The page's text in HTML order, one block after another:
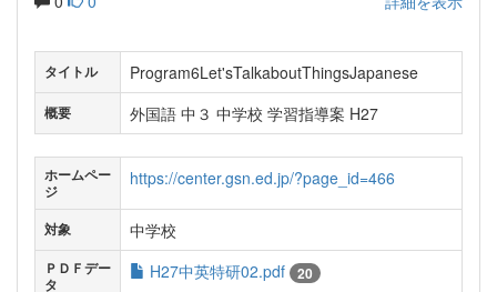
タイトル Program6Let'sTalkaboutThingsJapanese
概要 外国語 中３ 中学校 学習指導案 H27
ホームペー
ジ
https://center.gsn.ed.jp/?page_id=466
対象 中学校
ＰＤＦデー
タ
H27中英特研02.pdf 20